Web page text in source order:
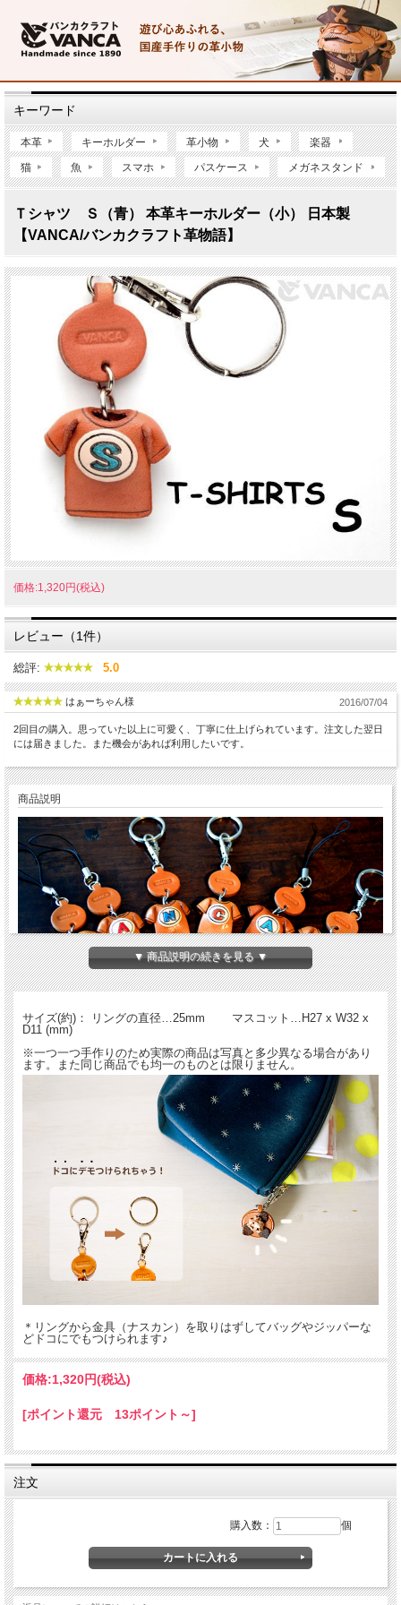
キーワード
本革 キーホルダー 革小物 犬 楽器
猫 魚 スマホ パスケース メガネスタンド
Ｔシャツ Ｓ（青） 本革キーホルダー（小） 日本製
【VANCA/バンカクラフト革物語】
価格:1,320円(税込)
レビュー（1件）
総評: 5.0
はぁーちゃん様 2016/07/04
2回目の購入。思っていた以上に可愛く、丁寧に仕上げられています。注文した翌日
には届きました。また機会があれば利用したいです。
商品説明
人が一つ一つ手作りした本革製立体Tシャツのマスコットつきキーホルダー。種類
名入れについて
全商品無料で焼きペンで名入れいたします。
（注意！）
・ご注文後の名入れの追加・変更、また返品は不可
＊
手描きで革を焦がしながら名入れをするため文字は均一なものにならず、焦げた部
分は少し凹凸ができます。あなただけの革小物に。
▼ 商品説明の続きを見る ▼
サイズ(約)： リングの直径…25mm マスコット…H27 x W32 x
D11 (mm)
※一つ一つ手作りのため実際の商品は写真と多少異なる場合があり
ます。また同じ商品でも均一のものとは限りません。
＊リングから金具（ナスカン）を取りはずしてバッグやジッパーな
どドコにでもつけられます♪
価格:1,320円(税込)
[ポイント還元 13ポイント～]
注文
購入数： 個